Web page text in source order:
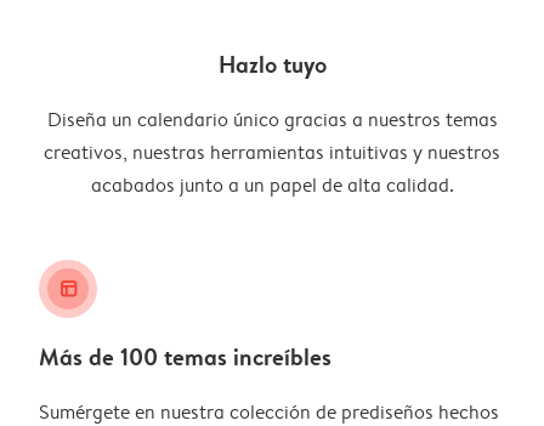
Hazlo tuyo
Diseña un calendario único gracias a nuestros temas
creativos, nuestras herramientas intuitivas y nuestros
acabados junto a un papel de alta calidad.
layout_alt
Más de 100 temas increíbles
Sumérgete en nuestra colección de prediseños hechos